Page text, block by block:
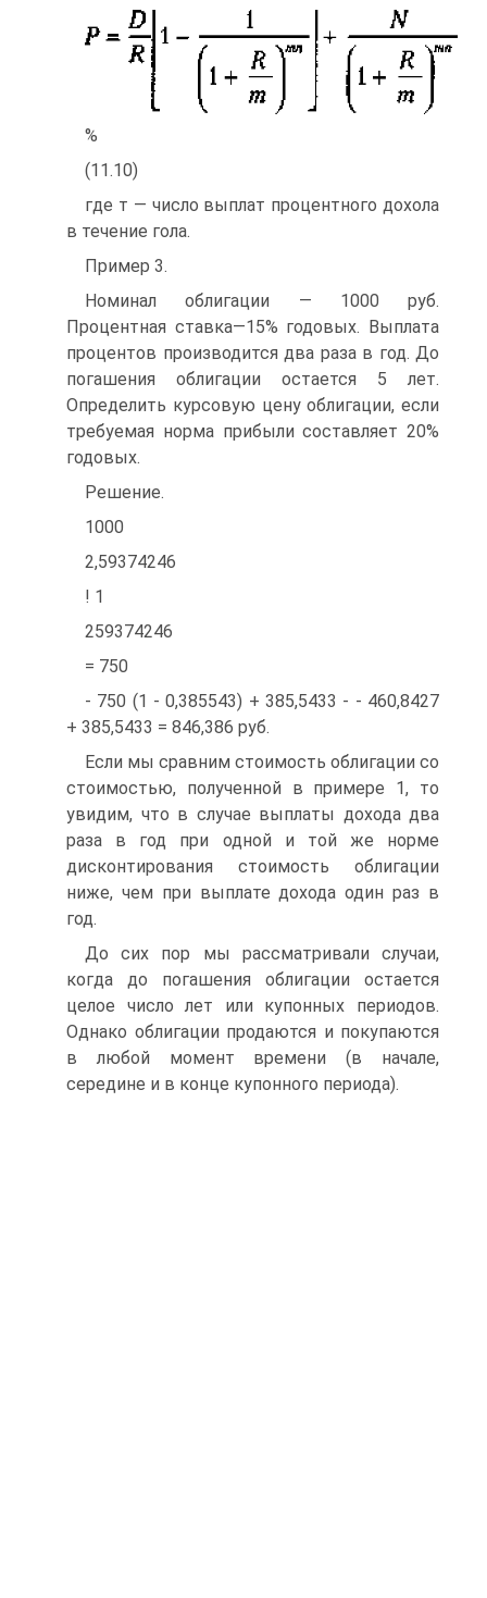
%
(11.10)
где т — число выплат процентного дохола
в течение гола.
Пример 3.
Номинал облигации — 1000 руб.
Процентная ставка—15% годовых. Выплата
процентов производится два раза в год. До
погашения облигации остается 5 лет.
Определить курсовую цену облигации, если
требуемая норма прибыли составляет 20%
годовых.
Решение.
1000
2,59374246
! 1
259374246
= 750
- 750 (1 - 0,385543) + 385,5433 - - 460,8427
+ 385,5433 = 846,386 руб.
Если мы сравним стоимость облигации со
стоимостью, полученной в примере 1, то
увидим, что в случае выплаты дохода два
раза в год при одной и той же норме
дисконтирования стоимость облигации
ниже, чем при выплате дохода один раз в
год.
До сих пор мы рассматривали случаи,
когда до погашения облигации остается
целое число лет или купонных периодов.
Однако облигации продаются и покупаются
в любой момент времени (в начале,
середине и в конце купонного периода).